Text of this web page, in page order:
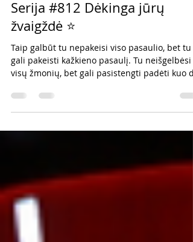
Gediminas Grinevičius
2022-07-29
6 min. skaitymo
Serija #812 Dėkinga jūrų
žvaigždė ⭐️
Taip galbūt tu nepakeisi viso pasaulio, bet tu
gali pakeisti kažkieno pasaulį. Tu neišgelbėsi